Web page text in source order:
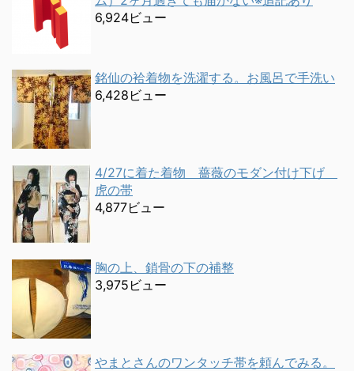
6,924ビュー
銘仙の袷着物を洗濯する。お風呂で手洗い
6,428ビュー
4/27に着た着物 薔薇のモダン付け下げ
虎の帯
4,877ビュー
胸の上、鎖骨の下の補整
3,975ビュー
やまとさんのワンタッチ帯を頼んでみる。